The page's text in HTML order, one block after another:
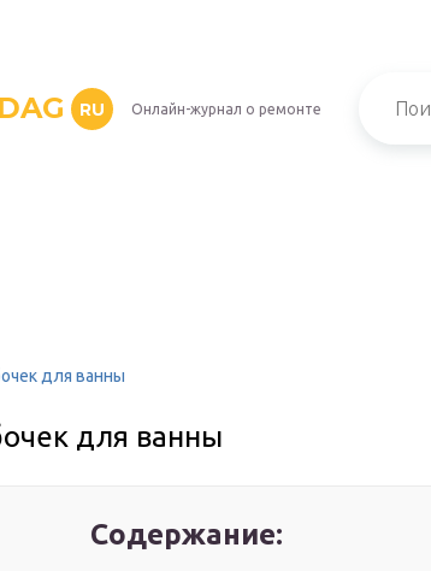
RU Онлайн-журнал о ремонте
для ванны
для ванны
Содержание: